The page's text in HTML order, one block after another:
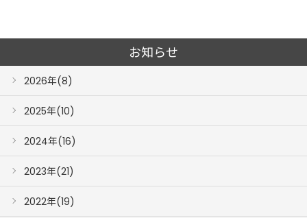
お知らせ
2026年(8)
2025年(10)
2024年(16)
2023年(21)
2022年(19)